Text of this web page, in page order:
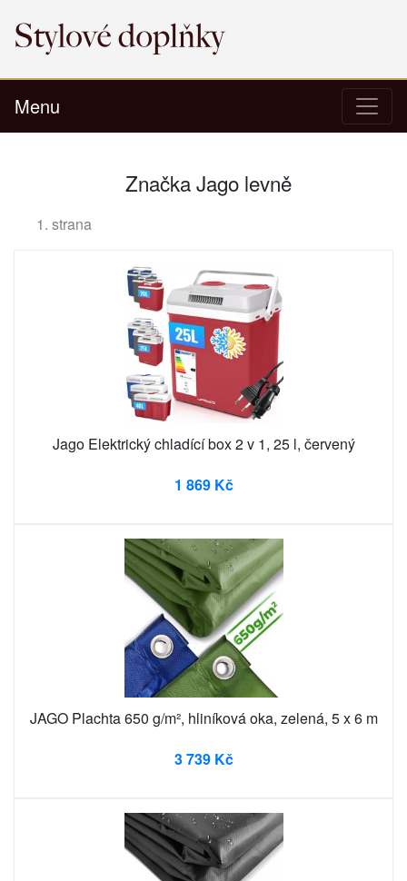
Menu
Značka Jago levně
1. strana
Jago Elektrický chladící box 2 v 1, 25 l, červený
1 869 Kč
JAGO Plachta 650 g/m², hliníková oka, zelená, 5 x 6 m
3 739 Kč